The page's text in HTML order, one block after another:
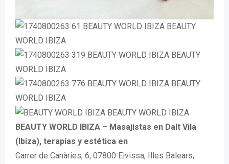
BEAUTY WORLD IBIZA – Masajistas en Dalt Vila
(Ibiza), terapias y estética en
Carrer de Canàries, 6, 07800 Eivissa, Illes Balears,